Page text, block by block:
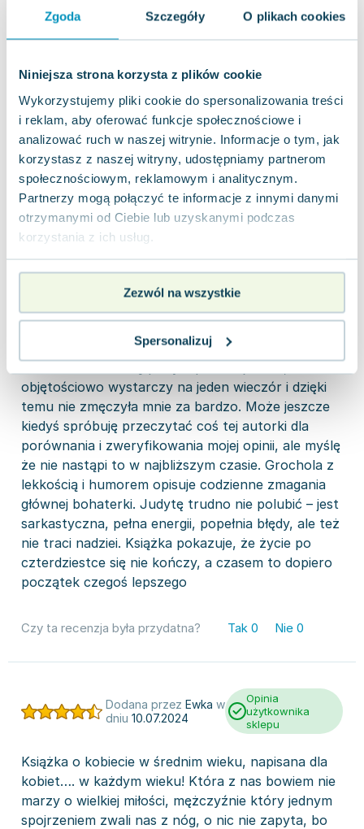
Zgoda Szczegóły O plikach cookies
Niniejsza strona korzysta z plików cookie
Wykorzystujemy pliki cookie do spersonalizowania treści
i reklam, aby oferować funkcje społecznościowe i
analizować ruch w naszej witrynie. Informacje o tym, jak
korzystasz z naszej witryny, udostępniamy partnerom
społecznościowym, reklamowym i analitycznym.
Partnerzy mogą połączyć te informacje z innymi danymi
otrzymanymi od Ciebie lub uzyskanymi podczas
korzystania z ich usług.
Zezwól na wszystkie
Spersonalizuj
Czy ta recenzja była przydatna? Tak0 Nie0
Dodana przezPatrycja
Z.w dniu01.05.2025
Opinia
użytkownika
sklepu
„Nigdy w życiu!” to pierwsza część popularnej serii
o losach Judyty – czterdziestoletniej rozwódki,
która po rozpadzie małżeństwa postanawia zacząć
wszystko od nowa. Z dnia na dzień musi poradzić
córki, problemami finansowymi i próbą
odnalezienia siebie w świecie, który nie zawsze jest
łaskawy. Książka jest lekka, początkowo nawet
gorzej. Według mnie do historii o Bridget Jones jej
objętościowo wystarczy na jeden wieczór i dzięki
temu nie zmęczyła mnie za bardzo. Może jeszcze
kiedyś spróbuję przeczytać coś tej autorki dla
porównania i zweryfikowania mojej opinii, ale myślę
że nie nastąpi to w najbliższym czasie. Grochola z
lekkością i humorem opisuje codzienne zmagania
głównej bohaterki. Judytę trudno nie polubić – jest
sarkastyczna, pełna energii, popełnia błędy, ale też
nie traci nadziei. Książka pokazuje, że życie po
czterdziestce się nie kończy, a czasem to dopiero
początek czegoś lepszego
Czy ta recenzja była przydatna? Tak 0 Nie 0
Dodana przez Ewka w
dniu 10.07.2024
Opinia
użytkownika
sklepu
Książka o kobiecie w średnim wieku, napisana dla
kobiet…. w każdym wieku! Która z nas bowiem nie
marzy o wielkiej miłości, mężczyźnie który jednym
spojrzeniem zwali nas z nóg, o nic nie zapyta, bo